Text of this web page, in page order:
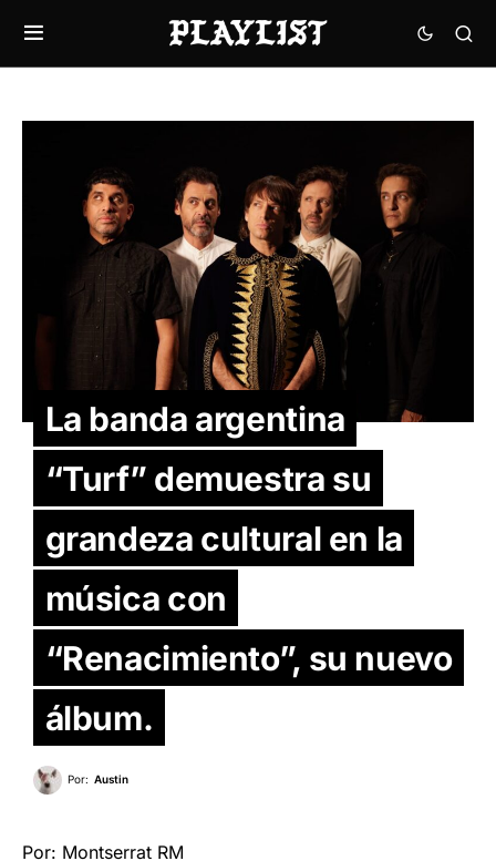
La banda argentina
“Turf” demuestra su
grandeza cultural en la
música con
“Renacimiento”, su nuevo
álbum.
Por: Austin
Por: Montserrat RM